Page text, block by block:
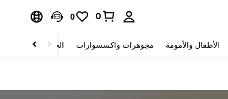
0
0
الأطفال والأمومة مجوهرات واكسسوارات الحقائب والأمتعة